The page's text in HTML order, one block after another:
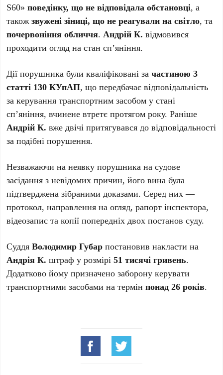
S60»поведінку, що не відповідала обстановці, а
такожзвужені зіниці, що не реагували на світло, та
почервоніння обличчя.Андрій К. відмовився
проходити огляд на стан сп’яніння.
Дії порушника були кваліфіковані зачастиною 3
статті 130 КУпАП, що передбачає відповідальність
за керування транспортним засобом у стані
сп’яніння, вчинене втретє протягом року. Раніше
Андрій К. вже двічі притягувався до відповідальності
за подібні порушення.
Незважаючи на неявку порушника на судове
засідання з невідомих причин, його вина була
підтверджена зібраними доказами. Серед них —
протокол, направлення на огляд, рапорт інспектора,
відеозапис та копії попередніх двох постанов суду.
СуддяВолодимир Губар постановив накласти на
Андрія К. штраф у розмірі51 тисячі гривень.
Додатково йому призначено заборону керувати
транспортними засобами на термінпонад 26 років.